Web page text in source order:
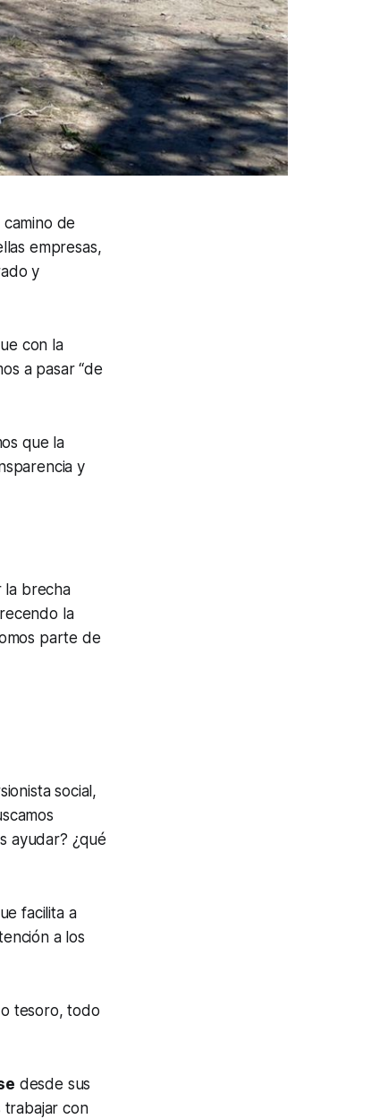
de
empresas,
y
con la
a pasar “de
que la
y
la brecha
la
parte de
social,
ayudar? ¿qué
facilita a
a los
tesoro, todo
desde sus
trabajar con